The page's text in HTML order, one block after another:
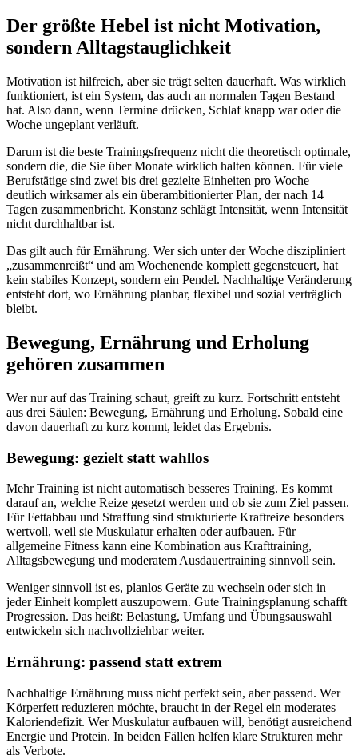
Der größte Hebel ist nicht Motivation,
sondern Alltagstauglichkeit
Motivation ist hilfreich, aber sie trägt selten dauerhaft. Was wirklich
funktioniert, ist ein System, das auch an normalen Tagen Bestand
hat. Also dann, wenn Termine drücken, Schlaf knapp war oder die
Woche ungeplant verläuft.
Darum ist die beste Trainingsfrequenz nicht die theoretisch optimale,
sondern die, die Sie über Monate wirklich halten können. Für viele
Berufstätige sind zwei bis drei gezielte Einheiten pro Woche
deutlich wirksamer als ein überambitionierter Plan, der nach 14
Tagen zusammenbricht. Konstanz schlägt Intensität, wenn Intensität
nicht durchhaltbar ist.
Das gilt auch für Ernährung. Wer sich unter der Woche diszipliniert
„zusammenreißt“ und am Wochenende komplett gegensteuert, hat
kein stabiles Konzept, sondern ein Pendel. Nachhaltige Veränderung
entsteht dort, wo Ernährung planbar, flexibel und sozial verträglich
bleibt.
Bewegung, Ernährung und Erholung
gehören zusammen
Wer nur auf das Training schaut, greift zu kurz. Fortschritt entsteht
aus drei Säulen: Bewegung, Ernährung und Erholung. Sobald eine
davon dauerhaft zu kurz kommt, leidet das Ergebnis.
Bewegung: gezielt statt wahllos
Mehr Training ist nicht automatisch besseres Training. Es kommt
darauf an, welche Reize gesetzt werden und ob sie zum Ziel passen.
Für Fettabbau und Straffung sind strukturierte Kraftreize besonders
wertvoll, weil sie Muskulatur erhalten oder aufbauen. Für
allgemeine Fitness kann eine Kombination aus Krafttraining,
Alltagsbewegung und moderatem Ausdauertraining sinnvoll sein.
Weniger sinnvoll ist es, planlos Geräte zu wechseln oder sich in
jeder Einheit komplett auszupowern. Gute Trainingsplanung schafft
Progression. Das heißt: Belastung, Umfang und Übungsauswahl
entwickeln sich nachvollziehbar weiter.
Ernährung: passend statt extrem
Nachhaltige Ernährung muss nicht perfekt sein, aber passend. Wer
Körperfett reduzieren möchte, braucht in der Regel ein moderates
Kaloriendefizit. Wer Muskulatur aufbauen will, benötigt ausreichend
Energie und Protein. In beiden Fällen helfen klare Strukturen mehr
als Verbote.